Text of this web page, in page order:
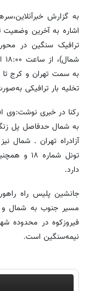
به گزارش
اشاره به آخرین وضعیت
ترافیک سنگین در
به سمت تهران و کرج
تخلیه بار ترافیکی
رکنا در خبری نوشت:وی
به شمال حدفاصل پل
تونل
دارد.
جانشین پلیس راه
مسیر جنوب به شمال
فیروزکوه در محدوده
نیمه‌سنگین است.